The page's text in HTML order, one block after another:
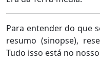
Para entender do que
resumo (sinopse),
Tudo isso está no